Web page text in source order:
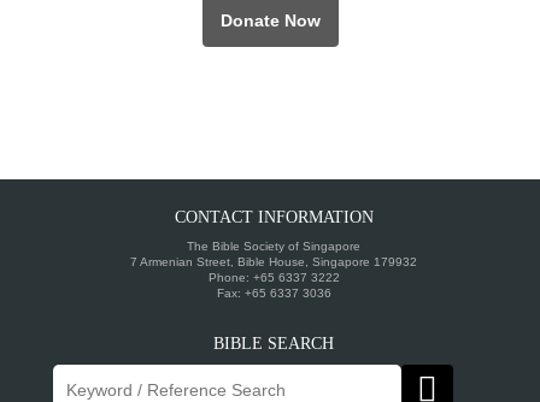
Donate Now
CONTACT INFORMATION
The Bible Society of Singapore
7 Armenian Street, Bible House, Singapore 179932
Phone: +65 6337 3222
Fax: +65 6337 3036
BIBLE SEARCH